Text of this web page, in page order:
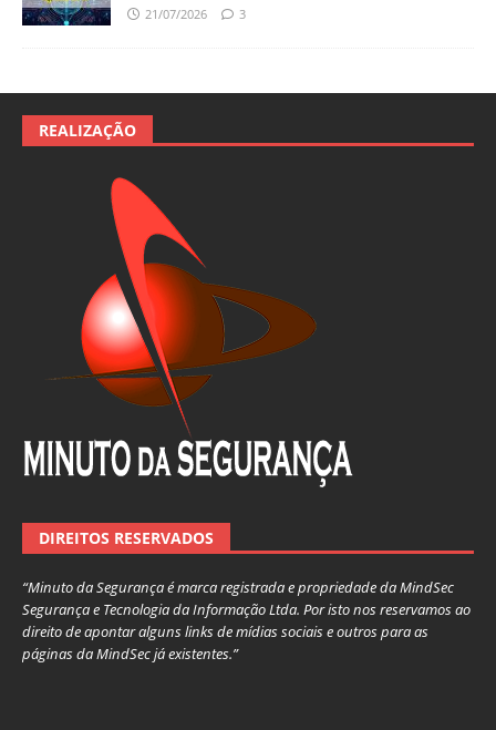
21/07/2026 3
REALIZAÇÃO
DIREITOS RESERVADOS
“Minuto da Segurança é marca registrada e propriedade da MindSec
Segurança e Tecnologia da Informação Ltda. Por isto nos reservamos ao
direito de apontar alguns links de mídias sociais e outros para as
páginas da MindSec já existentes.”